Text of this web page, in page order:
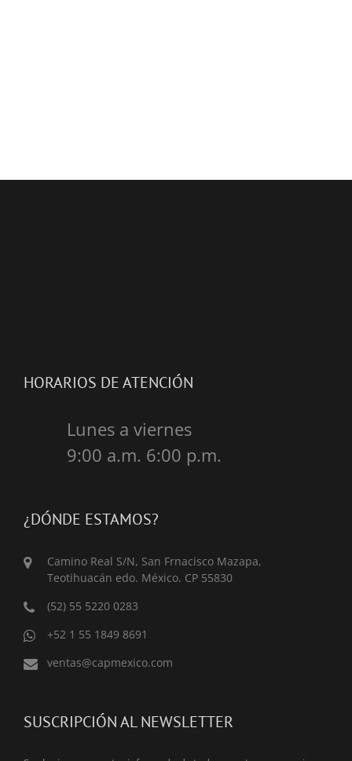
HORARIOS DE ATENCIÓN
Lunes a viernes
9:00 a.m. 6:00 p.m.
¿DÓNDE ESTAMOS?
Camino Real S/N, San Frnacisco Mazapa,
Teotihuacán edo. México. CP 55830
(52) 55 5220 0283
+52 1 55 1849 8691
ventas@capmexico.com
SUSCRIPCIÓN AL NEWSLETTER